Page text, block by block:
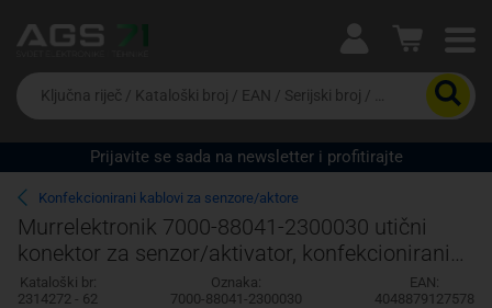
Ova postavka prilagođava asortiman proizvoda i
cijene vašim potrebama.
Da
biste
potražili
proizvod,
unesite
ključnu
riječ,
kataloški
broj,
EAN
ili
Prijavite se sada na newsletter i profitirajte
Konfekcionirani kablovi za senzore/aktore
Murrelektronik 7000-88041-2300030 utični
konektor za senzor/aktivator, konfekcionirani
0.30 m 1 St.
Kataloški br:
2314272 - 62
Oznaka:
7000-88041-2300030
EAN:
4048879127578